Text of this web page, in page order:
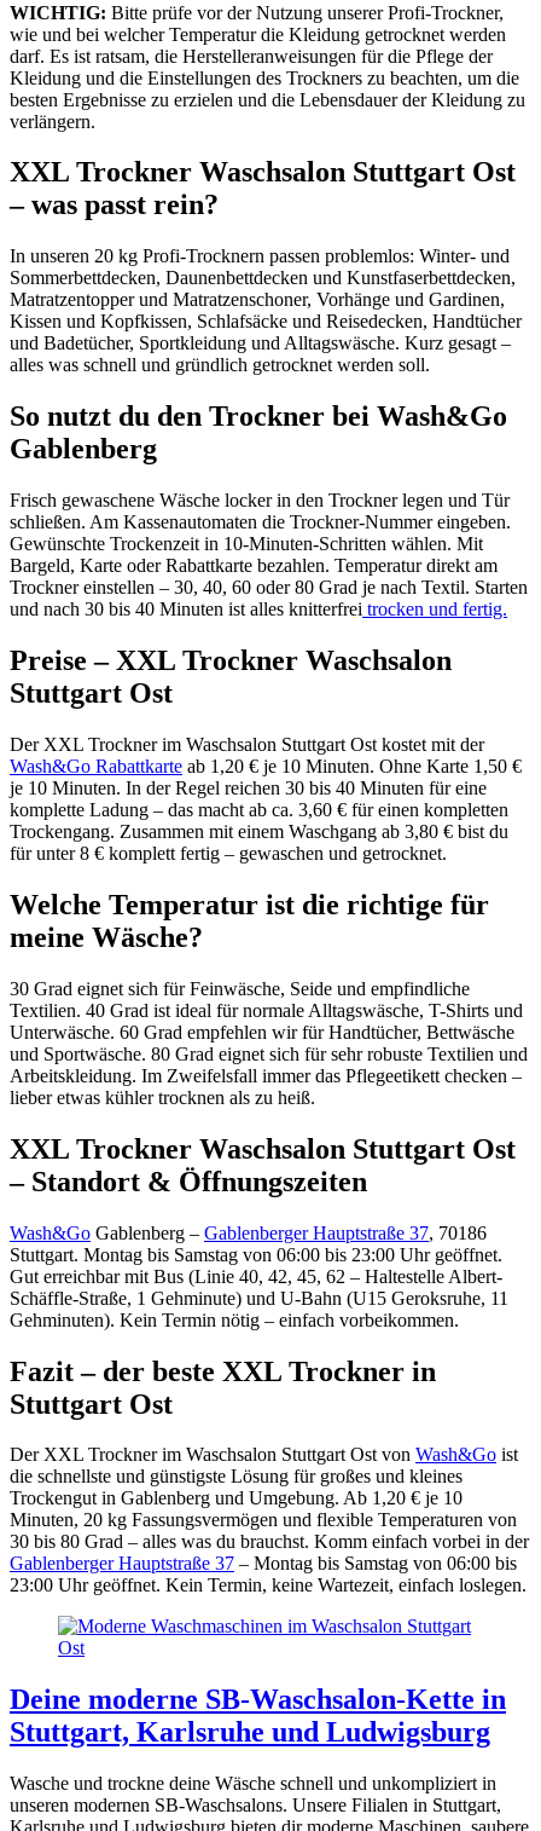
WICHTIG: Bitte prüfe vor der Nutzung unserer Profi-Trockner,
wie und bei welcher Temperatur die Kleidung getrocknet werden
darf. Es ist ratsam, die Herstelleranweisungen für die Pflege der
Kleidung und die Einstellungen des Trockners zu beachten, um die
besten Ergebnisse zu erzielen und die Lebensdauer der Kleidung zu
verlängern.
XXL Trockner Waschsalon Stuttgart Ost
– was passt rein?
In unseren 20 kg Profi-Trocknern passen problemlos: Winter- und
Sommerbettdecken, Daunenbettdecken und Kunstfaserbettdecken,
Matratzentopper und Matratzenschoner, Vorhänge und Gardinen,
Kissen und Kopfkissen, Schlafsäcke und Reisedecken, Handtücher
und Badetücher, Sportkleidung und Alltagswäsche. Kurz gesagt –
alles was schnell und gründlich getrocknet werden soll.
So nutzt du den Trockner bei Wash&Go
Gablenberg
Frisch gewaschene Wäsche locker in den Trockner legen und Tür
schließen. Am Kassenautomaten die Trockner-Nummer eingeben.
Gewünschte Trockenzeit in 10-Minuten-Schritten wählen. Mit
Bargeld, Karte oder Rabattkarte bezahlen. Temperatur direkt am
Trockner einstellen – 30, 40, 60 oder 80 Grad je nach Textil. Starten
und nach 30 bis 40 Minuten ist alles knitterfrei trocken und fertig.
Preise – XXL Trockner Waschsalon
Stuttgart Ost
Der XXL Trockner im Waschsalon Stuttgart Ost kostet mit der
Wash&Go Rabattkarte ab 1,20 € je 10 Minuten. Ohne Karte 1,50 €
je 10 Minuten. In der Regel reichen 30 bis 40 Minuten für eine
komplette Ladung – das macht ab ca. 3,60 € für einen kompletten
Trockengang. Zusammen mit einem Waschgang ab 3,80 € bist du
für unter 8 € komplett fertig – gewaschen und getrocknet.
Welche Temperatur ist die richtige für
meine Wäsche?
30 Grad eignet sich für Feinwäsche, Seide und empfindliche
Textilien. 40 Grad ist ideal für normale Alltagswäsche, T-Shirts und
Unterwäsche. 60 Grad empfehlen wir für Handtücher, Bettwäsche
und Sportwäsche. 80 Grad eignet sich für sehr robuste Textilien und
Arbeitskleidung. Im Zweifelsfall immer das Pflegeetikett checken –
lieber etwas kühler trocknen als zu heiß.
XXL Trockner Waschsalon Stuttgart Ost
– Standort & Öffnungszeiten
Wash&Go Gablenberg – Gablenberger Hauptstraße 37, 70186
Stuttgart. Montag bis Samstag von 06:00 bis 23:00 Uhr geöffnet.
Gut erreichbar mit Bus (Linie 40, 42, 45, 62 – Haltestelle Albert-
Schäffle-Straße, 1 Gehminute) und U-Bahn (U15 Geroksruhe, 11
Gehminuten). Kein Termin nötig – einfach vorbeikommen.
Fazit – der beste XXL Trockner in
Stuttgart Ost
Der XXL Trockner im Waschsalon Stuttgart Ost von Wash&Go ist
die schnellste und günstigste Lösung für großes und kleines
Trockengut in Gablenberg und Umgebung. Ab 1,20 € je 10
Minuten, 20 kg Fassungsvermögen und flexible Temperaturen von
30 bis 80 Grad – alles was du brauchst. Komm einfach vorbei in der
Gablenberger Hauptstraße 37 – Montag bis Samstag von 06:00 bis
23:00 Uhr geöffnet. Kein Termin, keine Wartezeit, einfach loslegen.
Deine moderne SB-Waschsalon-Kette in
Stuttgart, Karlsruhe und Ludwigsburg
Wasche und trockne deine Wäsche schnell und unkompliziert in
unseren modernen SB-Waschsalons. Unsere Filialen in Stuttgart,